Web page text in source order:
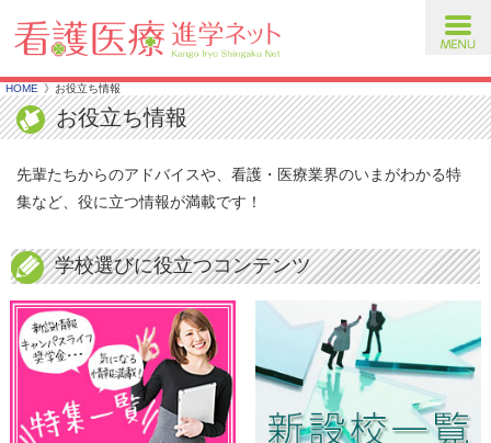
HOME お役立ち情報
お役立ち情報
先輩たちからのアドバイスや、看護・医療業界のいまがわかる特
集など、役に立つ情報が満載です！
学校選びに役立つコンテンツ